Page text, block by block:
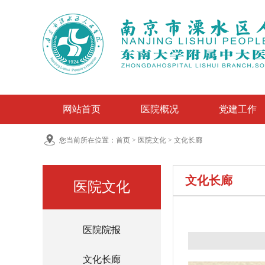
网站首页 医院概况 党建工作
您当前所在位置： 首页 > 医院文化 > 文化长廊
医院文化
医院院报
文化长廊
文化长廊